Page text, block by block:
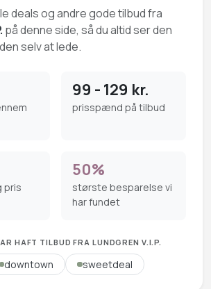
deals og andre gode tilbud fra
på denne side, så du altid ser den
selv at lede.
99 - 129 kr.
prisspænd på tilbud
pris
50%
største besparelse vi
har fundet
HAFT TILBUD FRA LUNDGREN V.I.P.
downtown sweetdeal